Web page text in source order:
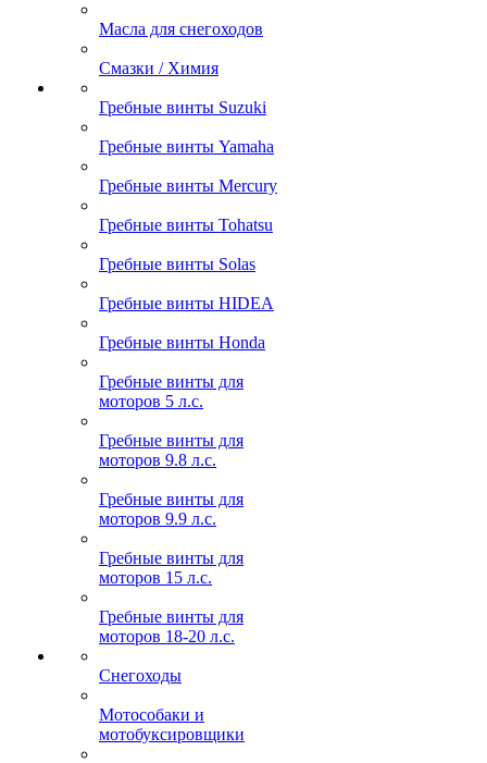
Масла для снегоходов
Смазки / Химия
Гребные винты Suzuki
Гребные винты Yamaha
Гребные винты Mercury
Гребные винты Tohatsu
Гребные винты Solas
Гребные винты HIDEA
Гребные винты Honda
Гребные винты для
моторов 5 л.с.
Гребные винты для
моторов 9.8 л.с.
Гребные винты для
моторов 9.9 л.с.
Гребные винты для
моторов 15 л.с.
Гребные винты для
моторов 18-20 л.с.
Снегоходы
Мотособаки и
мотобуксировщики